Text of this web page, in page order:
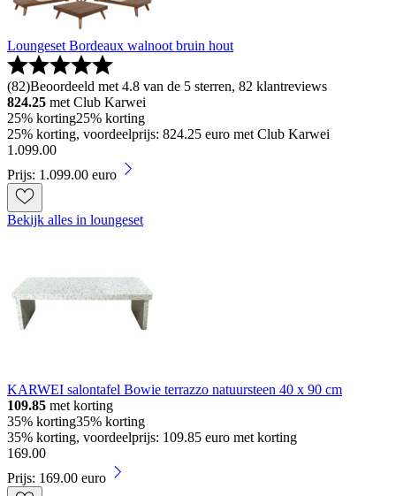
Loungeset Bordeaux walnoot bruin hout
(82)Beoordeeld met 4.8 van de 5 sterren, 82 klantreviews
824.25 met Club Karwei
25% korting25% korting
25% korting, voordeelprijs: 824.25 euro met Club Karwei
1 .099.00
Prijs: 1.099.00 euro
Bekijk alles in loungeset
KARWEI salontafel Bowie terrazzo natuursteen 40 x 90 cm
109.85 met korting
35% korting35% korting
35% korting, voordeelprijs: 109.85 euro met korting
169.00
Prijs: 169.00 euro